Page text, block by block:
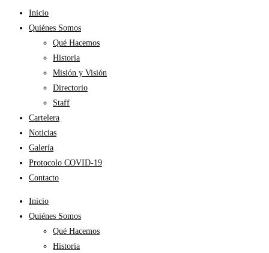
Inicio
Quiénes Somos
Qué Hacemos
Historia
Misión y Visión
Directorio
Staff
Cartelera
Noticias
Galería
Protocolo COVID-19
Contacto
Inicio
Quiénes Somos
Qué Hacemos
Historia